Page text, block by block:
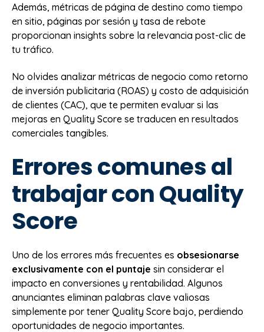
Además, métricas de página de destino como tiempo
en sitio, páginas por sesión y tasa de rebote
proporcionan insights sobre la relevancia post-clic de
tu tráfico.
No olvides analizar métricas de negocio como retorno
de inversión publicitaria (ROAS) y costo de adquisición
de clientes (CAC), que te permiten evaluar si las
mejoras en Quality Score se traducen en resultados
comerciales tangibles.
Errores comunes al
trabajar con Quality
Score
Uno de los errores más frecuentes es obsesionarse
exclusivamente con el puntaje sin considerar el
impacto en conversiones y rentabilidad. Algunos
anunciantes eliminan palabras clave valiosas
simplemente por tener Quality Score bajo, perdiendo
oportunidades de negocio importantes.